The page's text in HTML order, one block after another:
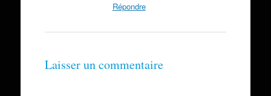
Répondre
Laisser un commentaire